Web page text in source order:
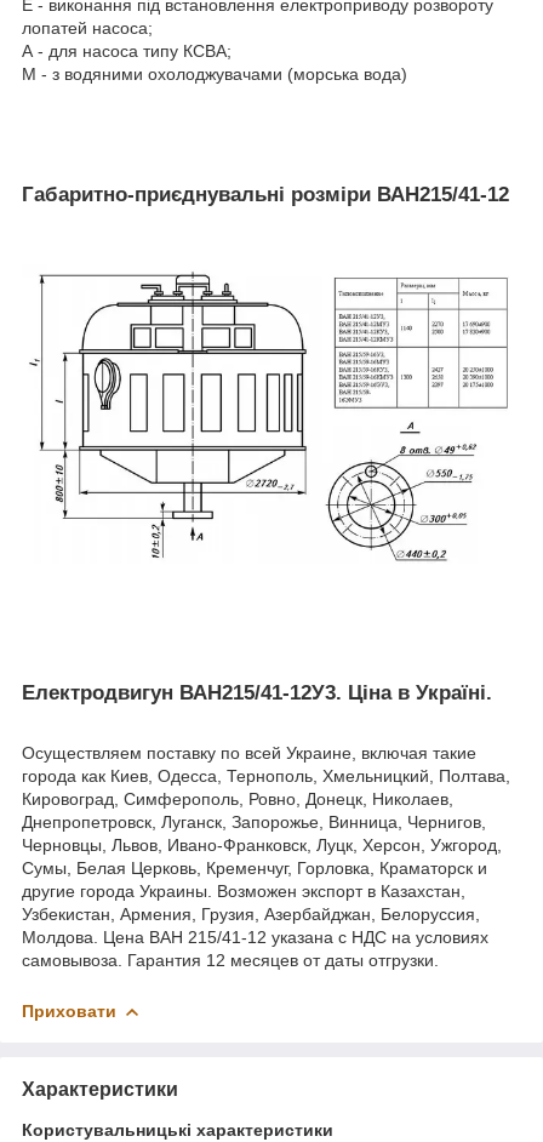
Е - виконання під встановлення електроприводу розвороту
лопатей насоса;
А - для насоса типу КСВА;
М - з водяними охолоджувачами (морська вода)
Габаритно-приєднувальні розміри ВАН215/41-12
Електродвигун ВАН215/41-12У3. Ціна в Україні.
Осуществляем поставку по всей Украине, включая такие
города как Киев, Одесса, Тернополь, Хмельницкий, Полтава,
Кировоград, Симферополь, Ровно, Донецк, Николаев,
Днепропетровск, Луганск, Запорожье, Винница, Чернигов,
Черновцы, Львов, Ивано-Франковск, Луцк, Херсон, Ужгород,
Сумы, Белая Церковь, Кременчуг, Горловка, Краматорск и
другие города Украины. Возможен экспорт в Казахстан,
Узбекистан, Армения, Грузия, Азербайджан, Белоруссия,
Молдова. Цена ВАН 215/41-12 указана с НДС на условиях
самовывоза. Гарантия 12 месяцев от даты отгрузки.
Приховати
Характеристики
Користувальницькі характеристики